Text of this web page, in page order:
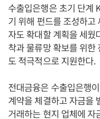
수출입은행은 초기 단계
기 위해 펀드를 조성하
자도 확대할 계획을 세웠
착과 물류망 확보를 위
도 적극적으로 지원한다.
전대금융은 수출입은행
계약을 체결하고 자금을
거래하는 현지 업체에 자